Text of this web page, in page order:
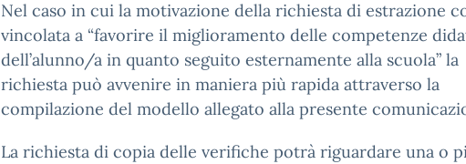
Nel caso in cui la motivazione della richiesta di estrazione
vincolata a “favorire il miglioramento delle competenze
dell’alunno/a in quanto seguito esternamente alla scuola” la
richiesta può avvenire in maniera più rapida attraverso la
compilazione del modello allegato alla presente
La richiesta di copia delle verifiche potrà riguardare una o